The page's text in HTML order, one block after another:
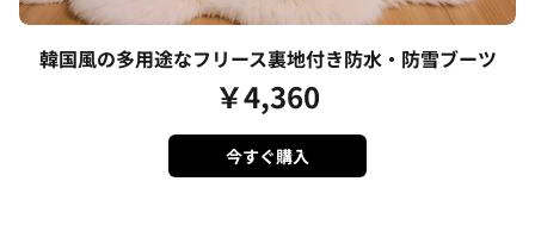
韓国風の多用途なフリース裏地付き防水・防雪ブーツ
￥4,360
今すぐ購入